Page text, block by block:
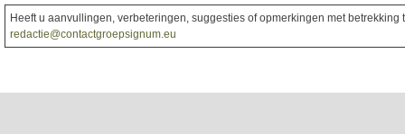
Heeft u aanvullingen, verbeteringen, suggesties of opmerkingen met
redactie@contactgroepsignum.eu